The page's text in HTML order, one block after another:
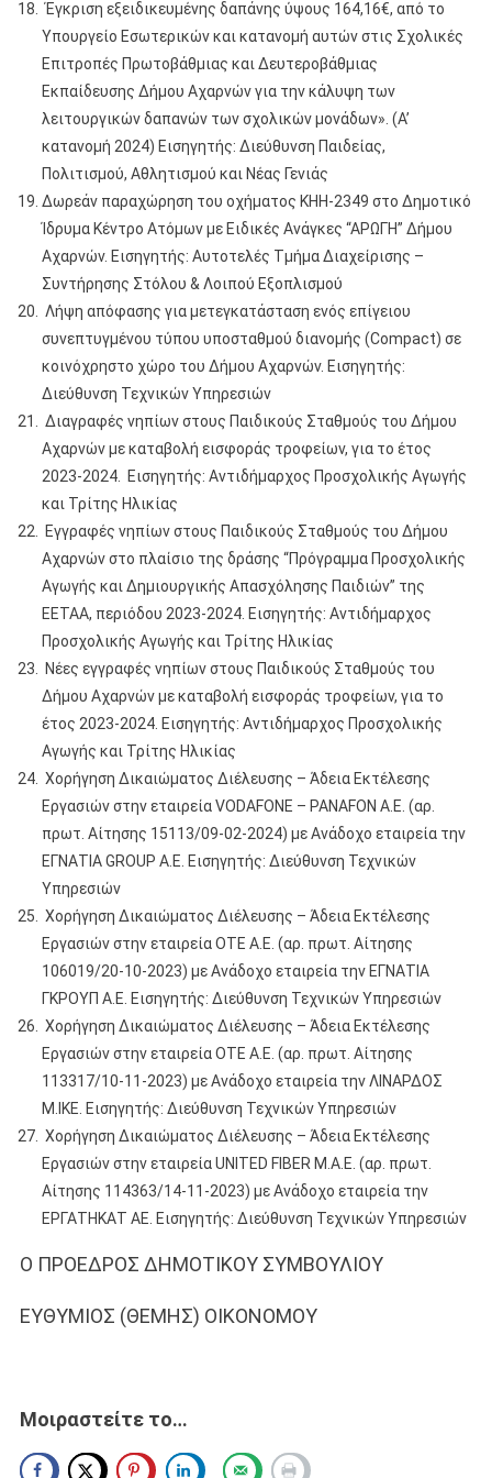
Έγκριση εξειδικευμένης δαπάνης ύψους 164,16€, από το
Υπουργείο Εσωτερικών και κατανομή αυτών στις Σχολικές
Επιτροπές Πρωτοβάθμιας και Δευτεροβάθμιας
Εκπαίδευσης Δήμου Αχαρνών για την κάλυψη των
λειτουργικών δαπανών των σχολικών μονάδων». (Α’
κατανομή 2024) Εισηγητής: Διεύθυνση Παιδείας,
Πολιτισμού, Αθλητισμού και Νέας Γενιάς
Δωρεάν παραχώρηση του οχήματος ΚΗΗ-2349 στο Δημοτικό
Ίδρυμα Κέντρο Ατόμων με Ειδικές Ανάγκες “ΑΡΩΓΗ” Δήμου
Αχαρνών. Εισηγητής: Αυτοτελές Τμήμα Διαχείρισης –
Συντήρησης Στόλου & Λοιπού Εξοπλισμού
Λήψη απόφασης για μετεγκατάσταση ενός επίγειου
συνεπτυγμένου τύπου υποσταθμού διανομής (Compact) σε
κοινόχρηστο χώρο του Δήμου Αχαρνών. Εισηγητής:
Διεύθυνση Τεχνικών Υπηρεσιών
Διαγραφές νηπίων στους Παιδικούς Σταθμούς του Δήμου
Αχαρνών με καταβολή εισφοράς τροφείων, για το έτος
2023-2024. Εισηγητής: Αντιδήμαρχος Προσχολικής Αγωγής
και Τρίτης Ηλικίας
Εγγραφές νηπίων στους Παιδικούς Σταθμούς του Δήμου
Αχαρνών στο πλαίσιο της δράσης “Πρόγραμμα Προσχολικής
Αγωγής και Δημιουργικής Απασχόλησης Παιδιών” της
ΕΕΤΑΑ, περιόδου 2023-2024. Εισηγητής: Αντιδήμαρχος
Προσχολικής Αγωγής και Τρίτης Ηλικίας
Νέες εγγραφές νηπίων στους Παιδικούς Σταθμούς του
Δήμου Αχαρνών με καταβολή εισφοράς τροφείων, για το
έτος 2023-2024. Εισηγητής: Αντιδήμαρχος Προσχολικής
Αγωγής και Τρίτης Ηλικίας
Χορήγηση Δικαιώματος Διέλευσης – Άδεια Εκτέλεσης
Εργασιών στην εταιρεία VODAFONE – PANAFON Α.Ε. (αρ.
πρωτ. Αίτησης 15113/09-02-2024) με Ανάδοχο εταιρεία την
ΕΓΝΑΤΙΑ GROUP Α.Ε. Εισηγητής: Διεύθυνση Τεχνικών
Υπηρεσιών
Χορήγηση Δικαιώματος Διέλευσης – Άδεια Εκτέλεσης
Εργασιών στην εταιρεία OTE Α.Ε. (αρ. πρωτ. Αίτησης
106019/20-10-2023) με Ανάδοχο εταιρεία την ΕΓΝΑΤΙΑ
ΓΚΡΟΥΠ Α.Ε. Εισηγητής: Διεύθυνση Τεχνικών Υπηρεσιών
Χορήγηση Δικαιώματος Διέλευσης – Άδεια Εκτέλεσης
Εργασιών στην εταιρεία OTE Α.Ε. (αρ. πρωτ. Αίτησης
113317/10-11-2023) με Ανάδοχο εταιρεία την ΛΙΝΑΡΔΟΣ
Μ.ΙΚΕ. Εισηγητής: Διεύθυνση Τεχνικών Υπηρεσιών
Χορήγηση Δικαιώματος Διέλευσης – Άδεια Εκτέλεσης
Εργασιών στην εταιρεία UNITED FIBER Μ.Α.Ε. (αρ. πρωτ.
Αίτησης 114363/14-11-2023) με Ανάδοχο εταιρεία την
ΕΡΓΑΤΗΚΑΤ ΑΕ. Εισηγητής: Διεύθυνση Τεχνικών Υπηρεσιών
Ο ΠΡΟΕΔΡΟΣ ΔΗΜΟΤΙΚΟΥ ΣΥΜΒΟΥΛΙΟΥ
ΕΥΘΥΜΙΟΣ (ΘΕΜΗΣ) ΟΙΚΟΝΟΜΟΥ
Μοιραστείτε το…